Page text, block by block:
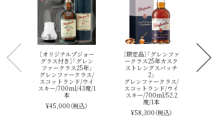
［オリジナルプジョー
グラス付き］「グレン
ファークラス25年」
グレンファークラス/
スコットランド/ウイ
スキー/700ml/43度/1
本
¥45,000（税込）
［限定品］「グレンファ
ークラス25年カスク
ストレングスバッチ
2」
グレンファークラス/
スコットランド/ウイ
スキー/700ml/52.2
度/1本
¥58,300（税込）